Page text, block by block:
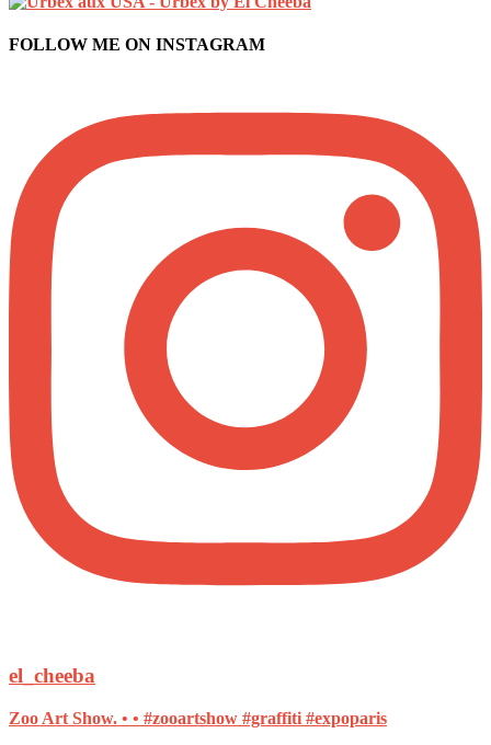
FOLLOW ME ON INSTAGRAM
el_cheeba
Zoo Art Show. • • #zooartshow #graffiti #expoparis